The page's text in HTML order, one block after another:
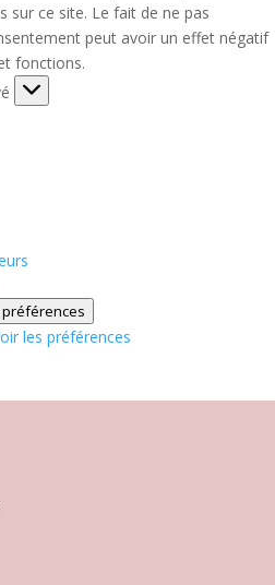
sur ce site. Le fait de ne pas
peut avoir un effet négatif
fonctions.
préférences
les préférences